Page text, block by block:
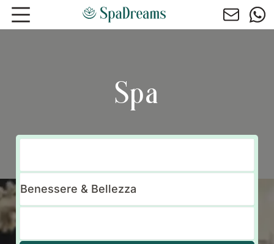
Andare al contenuto principale
Spa